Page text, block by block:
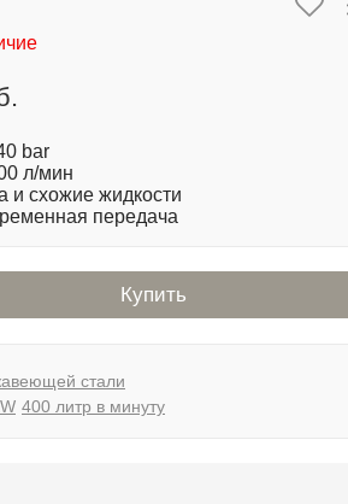
bar
л/мин
и схожие жидкости
передача
Купить
стали
400 литр в минуту